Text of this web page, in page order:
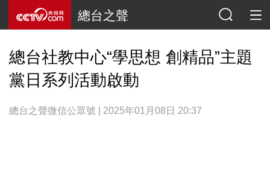
總台之聲
總台社教中心“學思想 創精品”主題
黨日系列活動啟動
總台之聲微信公眾號 | 2025年01月08日 20:37